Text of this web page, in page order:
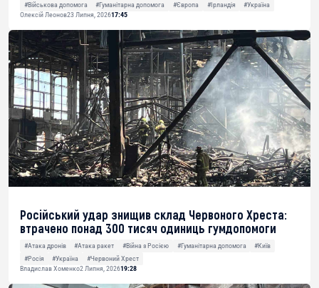
#Військова допомога #Гуманітарна допомога #Європа #Ірландія
#Україна
Олексій Леонов23 Липня, 202617:45
Російський удар знищив склад Червоного Хреста:
втрачено понад 300 тисяч одиниць гумдопомоги
#Атака дронів #Атака ракет #Війна з Росією #Гуманітарна допомога
#Київ
#Росія
#Україна
#Червоний Хрест
Владислав Хоменко2 Липня, 202619:28